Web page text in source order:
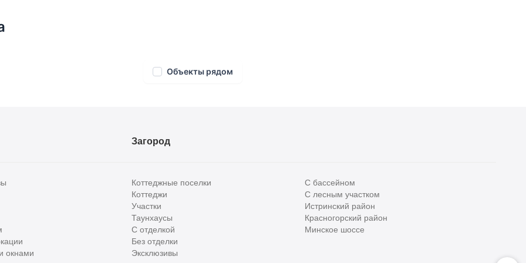
Объекты рядом
окнами
Загород
Коттеджные поселки
Коттеджи
Участки
Таунхаусы
С отделкой
Без отделки
Эксклюзивы
С бассейном
С лесным участком
Истринский район
Красногорский район
Минское шоссе
Все
Сегодня